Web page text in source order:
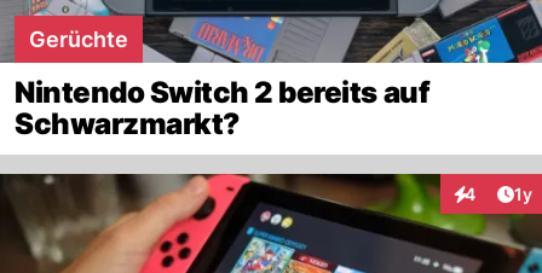
Gerüchte
Nintendo Switch 2 bereits auf
Schwarzmarkt?
4 1y